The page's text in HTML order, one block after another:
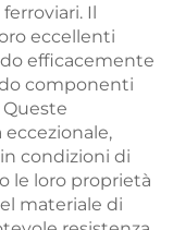
Il
eccellenti
efficacemente
componenti
condizioni di
le loro proprietà
materiale di